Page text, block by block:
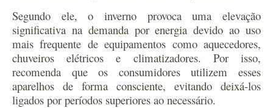
Segundo ele, o inverno provoca uma elevação
significativa na demanda por energia devido ao uso
mais frequente de equipamentos como aquecedores,
chuveiros elétricos e climatizadores. Por isso,
recomenda que os consumidores utilizem esses
aparelhos de forma consciente, evitando deixá-los
ligados por períodos superiores ao necessário.